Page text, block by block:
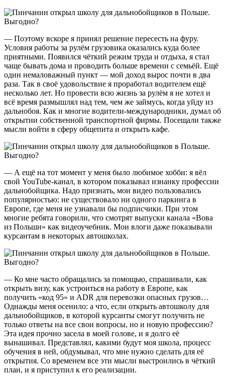
— Поэтому вскоре я принял решение пересесть на фуру.
Условия работы за рулём грузовика оказались куда более
приятными. Появился чёткий режим труда и отдыха, я стал
чаще бывать дома и проводить больше времени с семьёй. Ещё
один немаловажный пункт — мой доход вырос почти в два
раза. Так в своё удовольствие я проработал водителем ещё
несколько лет. Но провести всю жизнь за рулём я не хотел и
всё время размышлял над тем, чем же займусь, когда уйду из
дальнобоя. Как и многие водители-международники, думал об
открытии собственной транспортной фирмы. Посещали также
мысли войти в сферу общепита и открыть кафе.
— А ещё на тот момент у меня было любимое хобби: я вёл
свой YouTube-канал, в котором показывал изнанку профессии
дальнобойщика. Надо признать, мои видео пользовались
популярностью: не существовало ни одного паркинга в
Европе, где меня не узнавали бы подписчики. При этом
многие ребята говорили, что смотрят выпуски канала «Вова
из Польши» как видеоучебник. Мои влоги даже показывали
курсантам в некоторых автошколах.
— Ко мне часто обращались за помощью, спрашивали, как
открыть визу, как устроиться на работу в Европе, как
получить «код 95» и ADR для перевозки опасных грузов…
Однажды меня осенило: а что, если открыть автошколу для
дальнобойщиков, в которой курсанты смогут получить не
только ответы на все свои вопросы, но и новую профессию?
Эта идея прочно засела в моей голове, и я долго её
вынашивал. Представлял, какими будут моя школа, процесс
обучения в ней, обдумывал, что мне нужно сделать для её
открытия. Со временем все эти мысли выстроились в чёткий
план, и я приступил к его реализации.